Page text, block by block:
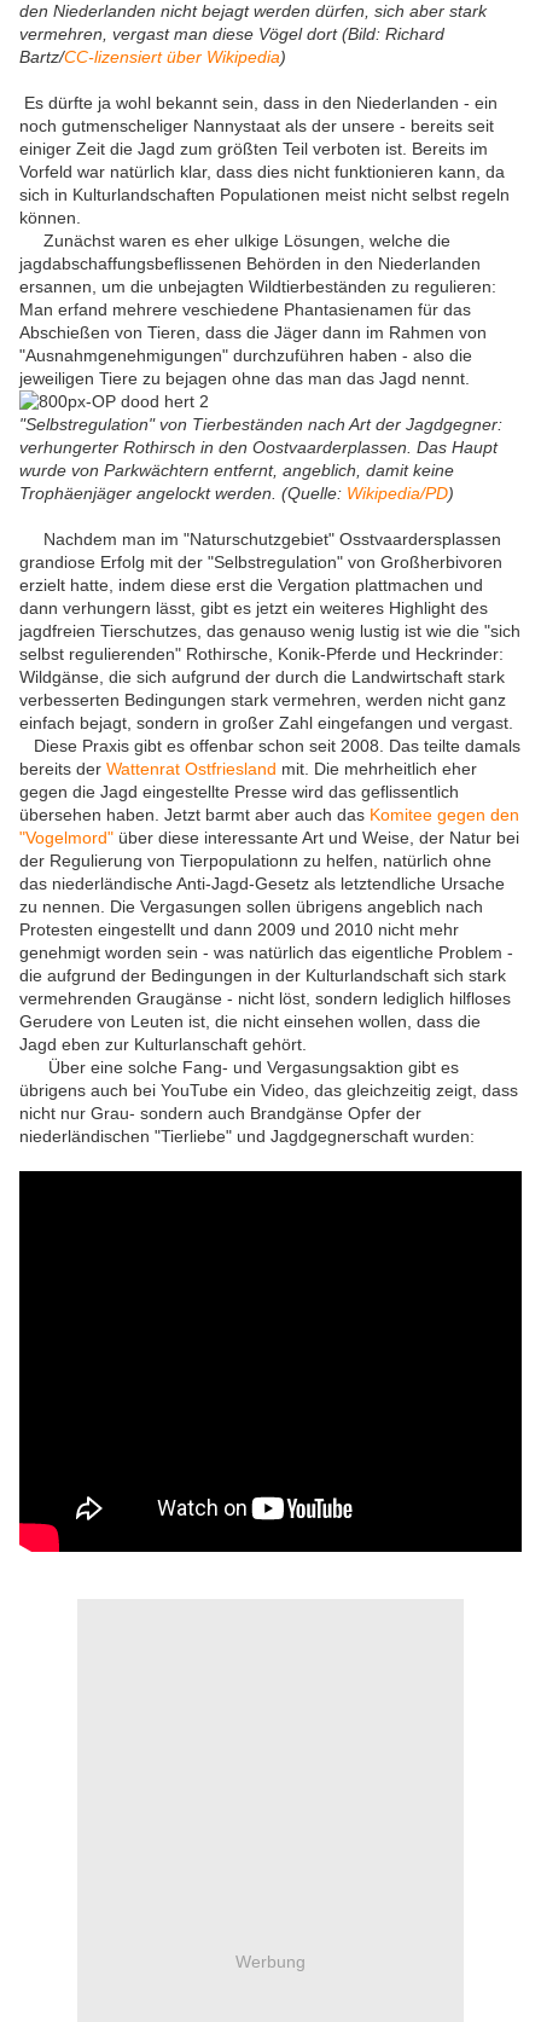
den Niederlanden nicht bejagt werden dürfen, sich aber stark
vermehren, vergast man diese Vögel dort (Bild: Richard
Bartz/CC-lizensiert über Wikipedia)
Es dürfte ja wohl bekannt sein, dass in den Niederlanden - ein
noch gutmenscheliger Nannystaat als der unsere - bereits seit
einiger Zeit die Jagd zum größten Teil verboten ist. Bereits im
Vorfeld war natürlich klar, dass dies nicht funktionieren kann, da
sich in Kulturlandschaften Populationen meist nicht selbst regeln
können.
Zunächst waren es eher ulkige Lösungen, welche die
jagdabschaffungsbeflissenen Behörden in den Niederlanden
ersannen, um die unbejagten Wildtierbeständen zu regulieren:
Man erfand mehrere veschiedene Phantasienamen für das
Abschießen von Tieren, dass die Jäger dann im Rahmen von
"Ausnahmgenehmigungen" durchzuführen haben - also die
jeweiligen Tiere zu bejagen ohne das man das Jagd nennt.
"Selbstregulation" von Tierbeständen nach Art der Jagdgegner:
verhungerter Rothirsch in den Oostvaarderplassen. Das Haupt
wurde von Parkwächtern entfernt, angeblich, damit keine
Trophäenjäger angelockt werden. (Quelle: Wikipedia/PD)
Nachdem man im "Naturschutzgebiet" Osstvaardersplassen
grandiose Erfolg mit der "Selbstregulation" von Großherbivoren
erzielt hatte, indem diese erst die Vergation plattmachen und
dann verhungern lässt, gibt es jetzt ein weiteres Highlight des
jagdfreien Tierschutzes, das genauso wenig lustig ist wie die "sich
selbst regulierenden" Rothirsche, Konik-Pferde und Heckrinder:
Wildgänse, die sich aufgrund der durch die Landwirtschaft stark
verbesserten Bedingungen stark vermehren, werden nicht ganz
einfach bejagt, sondern in großer Zahl eingefangen und vergast.
Diese Praxis gibt es offenbar schon seit 2008. Das teilte damals
bereits der Wattenrat Ostfriesland mit. Die mehrheitlich eher
gegen die Jagd eingestellte Presse wird das geflissentlich
übersehen haben. Jetzt barmt aber auch das Komitee gegen den
"Vogelmord" über diese interessante Art und Weise, der Natur bei
der Regulierung von Tierpopulationn zu helfen, natürlich ohne
das niederländische Anti-Jagd-Gesetz als letztendliche Ursache
zu nennen. Die Vergasungen sollen übrigens angeblich nach
Protesten eingestellt und dann 2009 und 2010 nicht mehr
genehmigt worden sein - was natürlich das eigentliche Problem -
die aufgrund der Bedingungen in der Kulturlandschaft sich stark
vermehrenden Graugänse - nicht löst, sondern lediglich hilfloses
Gerudere von Leuten ist, die nicht einsehen wollen, dass die
Jagd eben zur Kulturlanschaft gehört.
Über eine solche Fang- und Vergasungsaktion gibt es
übrigens auch bei YouTube ein Video, das gleichzeitig zeigt, dass
nicht nur Grau- sondern auch Brandgänse Opfer der
niederländischen "Tierliebe" und Jagdgegnerschaft wurden:
Werbung